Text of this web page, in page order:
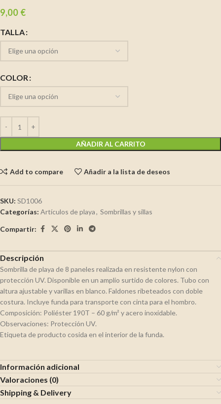
9,00 €
TALLA
COLOR
AÑADIR AL CARRITO
Add to compare Añadir a la lista de deseos
SKU: SD1006
Categorías: Artículos de playa, Sombrillas y sillas
Compartir:
Descripción
Sombrilla de playa de 8 paneles realizada en resistente nylon con
protección UV. Disponible en un amplio surtido de colores. Tubo con
altura ajustable y varillas en blanco. Faldones ribeteados con doble
costura. Incluye funda para transporte con cinta para el hombro.
Composición: Poliéster 190T – 60 g/m² y acero inoxidable.
Observaciones: Protección UV.
Etiqueta de producto cosida en el interior de la funda.
Información adicional
Valoraciones (0)
Shipping & Delivery